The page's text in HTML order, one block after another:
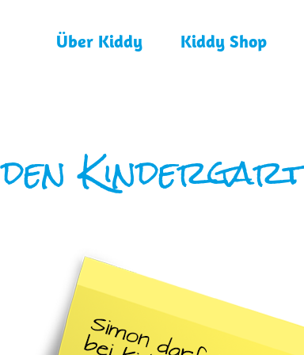
Über Kiddy Kiddy Shop